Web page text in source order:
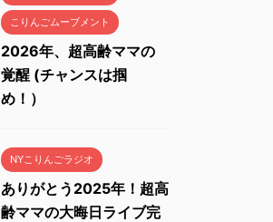
こりんごムーブメント
2026年、超高齢ママの
覚醒 (チャンスは掴
め！）
NYこりんごラジオ
ありがとう2025年！超高
齢ママの大晦日ライブ完